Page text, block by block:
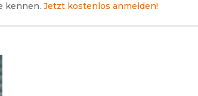
kennen.Jetzt kostenlos anmelden!